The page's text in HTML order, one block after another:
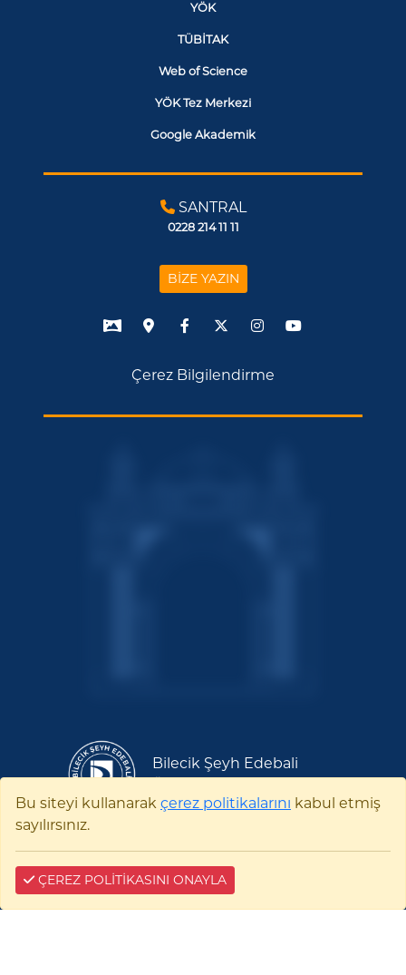
Bilecik Şeyh Edebali
Pelitözü Mah. Fatih Sultan Mehmet Bulvarı
0228 214 11 11
E-tebligat:35476-96741-22941
YÖK
TÜBİTAK
Web of Science
YÖK Tez Merkezi
Google Akademik
SANTRAL
0228 214 11 11
BİZE YAZIN
Çerez Bilgilendirme
Bu siteyi kullanarak çerez politikalarını kabul etmiş
sayılırsınız.
ÇEREZ POLİTİKASINI ONAYLA